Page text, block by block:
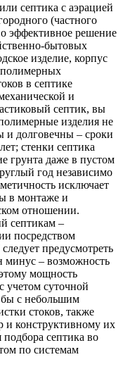
септика с аэрацией
(частного
эффективное решение
бытовых
изделие, корпус
полимерных
в септике
и
септик, вы
изделия не
и долговечны – сроки
стенки септика
грунта даже в пустом
год независимо
исключает
в монтаже и
отношении.
септикам –
посредством
предусмотреть
минус – возможность
мощность
учетом суточной
бы с небольшим
стоков, также
и конструктивному их
септика во
по системам